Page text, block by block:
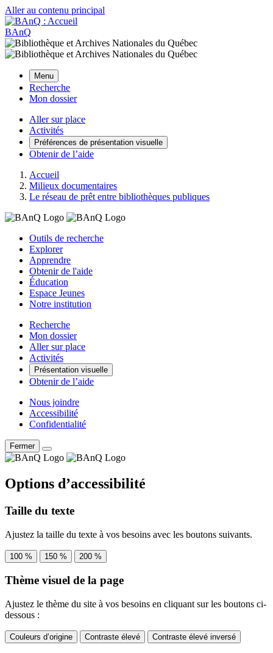
Aller au contenu principal
BAnQ
Menu
Recherche
Mon dossier
Aller sur place
Activités
Préférences de présentation visuelle
Obtenir de l’aide
Accueil
Milieux documentaires
Le réseau de prêt entre bibliothèques publiques
Outils de recherche
Explorer
Apprendre
Obtenir de l'aide
Éducation
Espace Jeunes
Notre institution
Recherche
Mon dossier
Aller sur place
Activités
Présentation visuelle
Obtenir de l’aide
Nous joindre
Accessibilité
Confidentialité
Fermer
Options d’accessibilité
Taille du texte
Ajustez la taille du texte à vos besoins avec les boutons suivants.
100 % 150 % 200 %
Thème visuel de la page
Ajustez le thème du site à vos besoins en cliquant sur les boutons ci-
dessous :
Couleurs d’origine Contraste élevé Contraste élevé inversé